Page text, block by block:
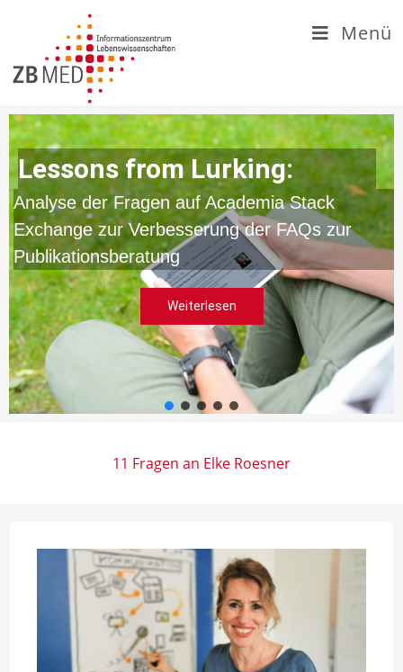
springen
Menü
Lessons from Lurking:
Analyse der Fragen auf Academia Stack
Exchange zur Verbesserung der FAQs zur
Publikationsberatung
Weiterlesen
11 Fragen an Elke Roesner